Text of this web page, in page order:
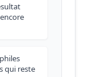
qui reste